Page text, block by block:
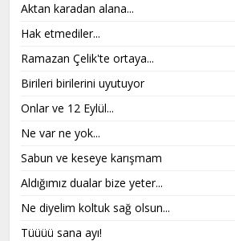
Aktan karadan alana...
Hak etmediler...
Ramazan Çelik'te ortaya...
Birileri birilerini uyutuyor
Onlar ve 12 Eylül...
Ne var ne yok...
Sabun ve keseye karışmam
Aldığımız dualar bize yeter...
Ne diyelim koltuk sağ olsun...
Tüüüü sana ayı!